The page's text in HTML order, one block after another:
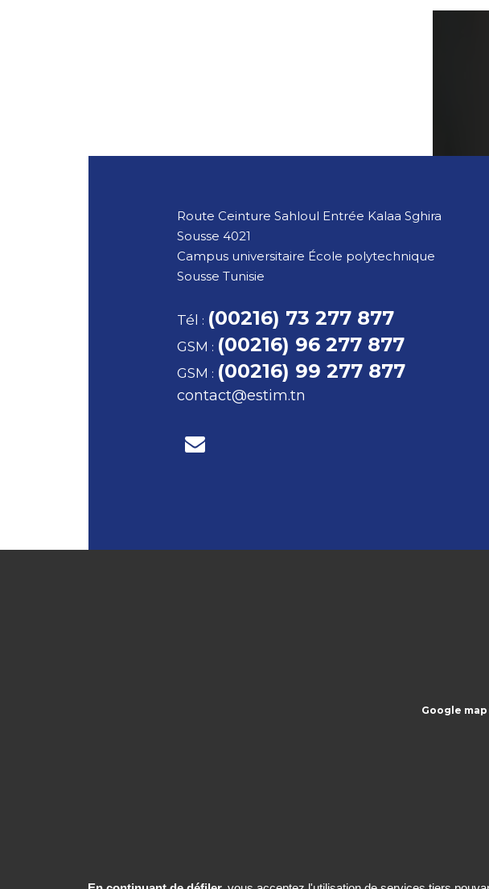
Route Ceinture Sahloul Entrée Kalaa Sghira
Sousse 4021
Campus universitaire École polytechnique
Sousse Tunisie
Tél : (00216) 73 277 877
GSM : (00216) 96 277 877
GSM : (00216) 99 277 877
contact@estim.tn
Google